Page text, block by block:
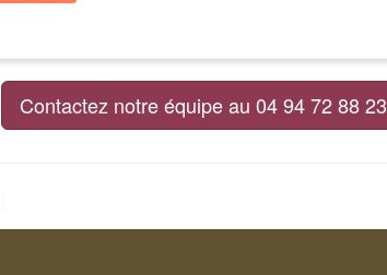
Contactez notre équipe au 04 94 72 88 23